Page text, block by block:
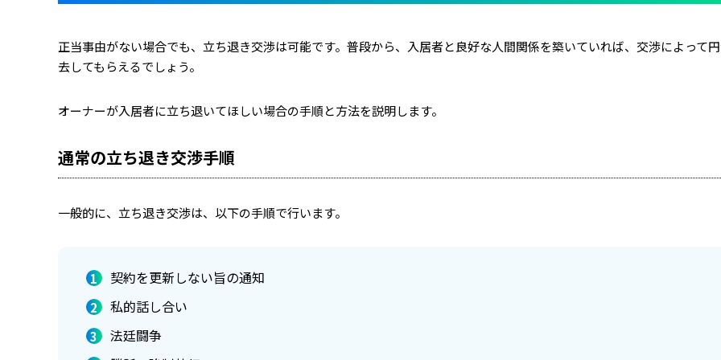
正当事由がない場合でも、立ち退き交渉は可能です。普段から、入居者と良好な人間関係を築いていれば、交渉によって
去してもらえるでしょう。
オーナーが入居者に立ち退いてほしい場合の手順と方法を説明します。
通常の立ち退き交渉手順
一般的に、立ち退き交渉は、以下の手順で行います。
契約を更新しない旨の通知
私的話し合い
法廷闘争